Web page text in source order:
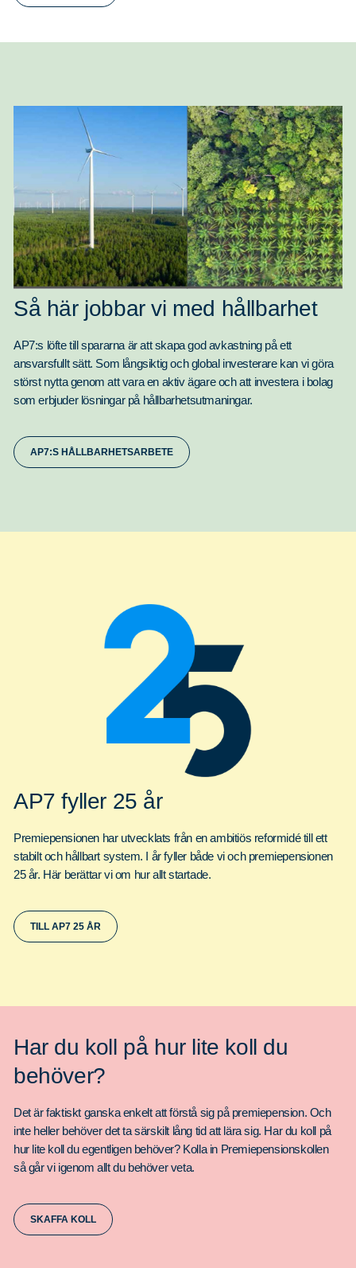
Så här jobbar vi med hållbarhet
AP7:s löfte till spararna är att skapa god avkastning på ett
ansvarsfullt sätt. Som långsiktig och global investerare kan vi göra
störst nytta genom att vara en aktiv ägare och att investera i bolag
som erbjuder lösningar på hållbarhetsutmaningar.
AP7:S HÅLLBARHETSARBETE
AP7 fyller 25 år
Premiepensionen har utvecklats från en ambitiös reformidé till ett
stabilt och hållbart system. I år fyller både vi och premiepensionen
25 år. Här berättar vi om hur allt startade.
TILL AP7 25 ÅR
Har du koll på hur lite koll du
behöver?
Det är faktiskt ganska enkelt att förstå sig på premiepension. Och
inte heller behöver det ta särskilt lång tid att lära sig. Har du koll på
hur lite koll du egentligen behöver? Kolla in Premiepensionskollen
så går vi igenom allt du behöver veta.
SKAFFA KOLL